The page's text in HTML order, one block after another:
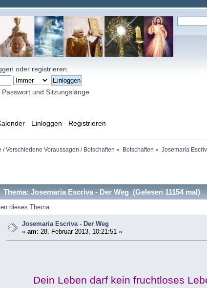
oder registrieren
und Sitzungslänge
Einloggen Registrieren
/ Verschiedene Voraussagen / Botschaften » Botschaften » Josemaria
Thema: Josemaria Escriva - Der Weg (Gelesen 11154 mal)
dieses Thema.
Josemaria Escriva - Der Weg
«am: 28. Februar 2013, 10:21:51 »
Dein Leben darf kein fruchtloses